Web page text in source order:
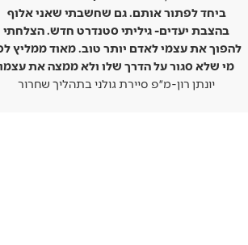
חלמתי, ואפילו תחומי חיים שבכלל לא התעסקנו
בהם, השתפרו פלאים בעקבות השינוי העמוק
שלי"
אדם בן שבת- יוצר ועורך וידאו